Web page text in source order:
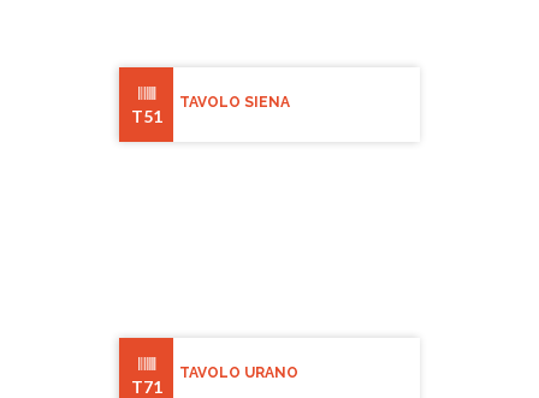
T51
TAVOLO SIENA
T71
TAVOLO URANO